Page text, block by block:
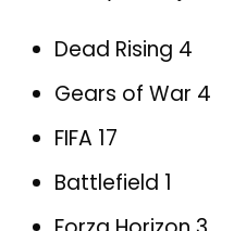
Dead Rising 4
Gears of War 4
FIFA 17
Battlefield 1